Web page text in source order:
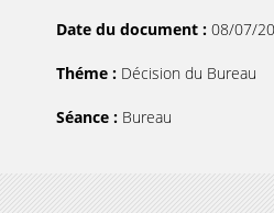
Date du document : 08/07/
Théme : Décision du Bureau
Séance : Bureau